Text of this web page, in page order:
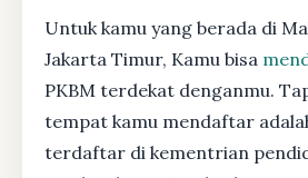
Untuk kamu yang berada di
Jakarta Timur, Kamu bisa
PKBM terdekat denganmu.
tempat kamu mendaftar
terdaftar di kementrian